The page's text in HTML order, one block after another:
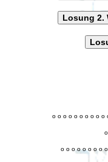
Losung 2.
o o o o o o o o o o
o
o o o o o o o o o